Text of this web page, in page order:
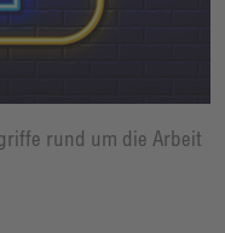
rund um die Arbeit